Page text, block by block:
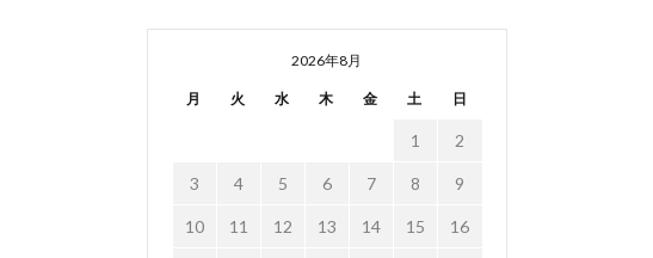
2026年8月
月 火 水 木 金 土 日
1 2
3 4 5 6 7 8 9
10 11 12 13 14 15 16